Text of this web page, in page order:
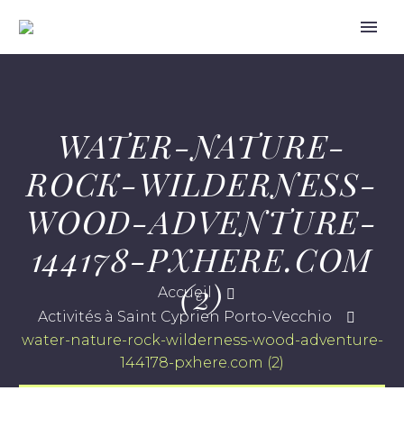
WATER-NATURE-
ROCK-WILDERNESS-
WOOD-ADVENTURE-
144178-PXHERE.COM
(2)
Accueil
Activités à Saint Cyprien Porto-Vecchio
water-nature-rock-wilderness-wood-adventure-
144178-pxhere.com (2)